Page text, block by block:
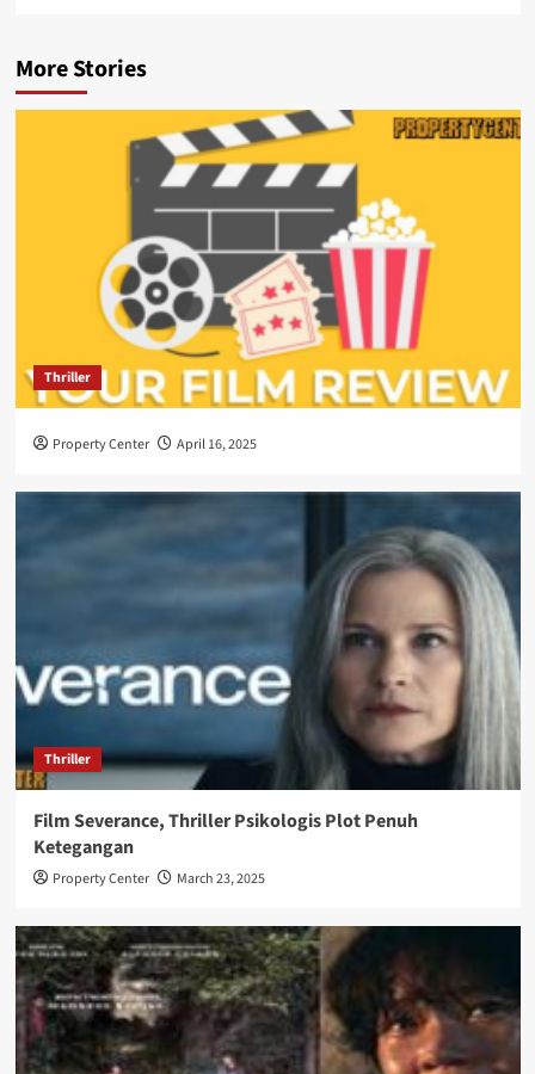
More Stories
Thriller
Property Center April 16, 2025
Thriller
Film Severance, Thriller Psikologis Plot Penuh
Ketegangan
Property Center March 23, 2025